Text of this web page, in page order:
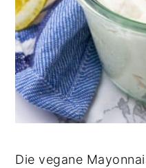
Die vegane